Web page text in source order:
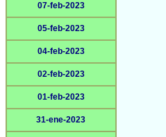
07-feb-2023
05-feb-2023
04-feb-2023
02-feb-2023
01-feb-2023
31-ene-2023